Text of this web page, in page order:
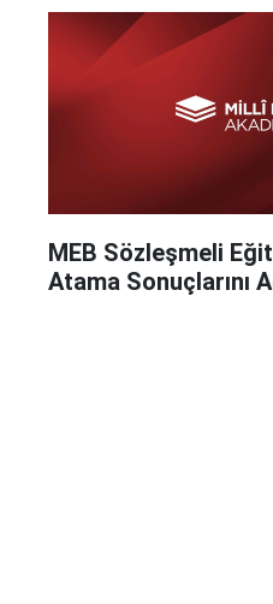
MEB Sözleşmeli
Atama Sonuçlarını